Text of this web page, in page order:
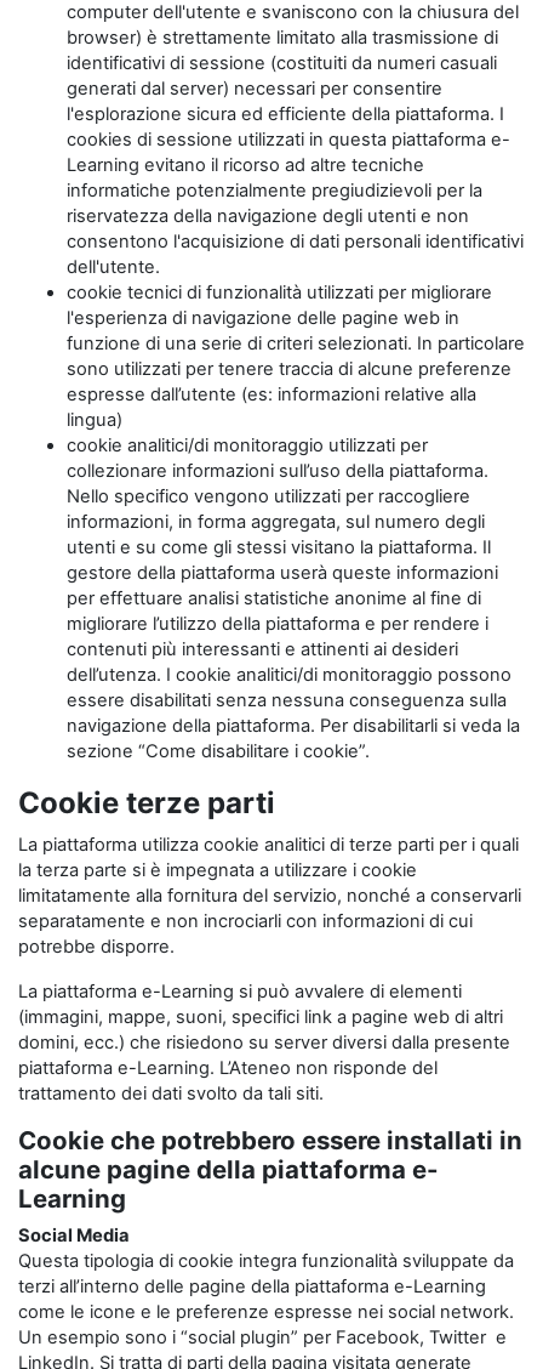
computer dell'utente e svaniscono con la chiusura del
browser) è strettamente limitato alla trasmissione di
identificativi di sessione (costituiti da numeri casuali
generati dal server) necessari per consentire
l'esplorazione sicura ed efficiente della piattaforma. I
cookies di sessione utilizzati in questa piattaforma e-
Learning evitano il ricorso ad altre tecniche
informatiche potenzialmente pregiudizievoli per la
riservatezza della navigazione degli utenti e non
consentono l'acquisizione di dati personali identificativi
dell'utente.
cookie tecnici di funzionalità utilizzati per migliorare
l'esperienza di navigazione delle pagine web in
funzione di una serie di criteri selezionati. In particolare
sono utilizzati per tenere traccia di alcune preferenze
espresse dall’utente (es: informazioni relative alla
lingua)
cookie analitici/di monitoraggio utilizzati per
collezionare informazioni sull’uso della piattaforma.
Nello specifico vengono utilizzati per raccogliere
informazioni, in forma aggregata, sul numero degli
utenti e su come gli stessi visitano la piattaforma. Il
gestore della piattaforma userà queste informazioni
per effettuare analisi statistiche anonime al fine di
migliorare l’utilizzo della piattaforma e per rendere i
contenuti più interessanti e attinenti ai desideri
dell’utenza. I cookie analitici/di monitoraggio possono
essere disabilitati senza nessuna conseguenza sulla
navigazione della piattaforma. Per disabilitarli si veda la
sezione “Come disabilitare i cookie”.
Cookie terze parti
La piattaforma utilizza cookie analitici di terze parti per i quali
la terza parte si è impegnata a utilizzare i cookie
limitatamente alla fornitura del servizio, nonché a conservarli
separatamente e non incrociarli con informazioni di cui
potrebbe disporre.
La piattaforma e-Learning si può avvalere di elementi
(immagini, mappe, suoni, specifici link a pagine web di altri
domini, ecc.) che risiedono su server diversi dalla presente
piattaforma e-Learning. L’Ateneo non risponde del
trattamento dei dati svolto da tali siti.
Cookie che potrebbero essere installati in
alcune pagine della piattaforma e-
Learning
Social Media
Questa tipologia di cookie integra funzionalità sviluppate da
terzi all’interno delle pagine della piattaforma e-Learning
come le icone e le preferenze espresse nei social network.
Un esempio sono i “social plugin” per Facebook, Twitter e
LinkedIn. Si tratta di parti della pagina visitata generate